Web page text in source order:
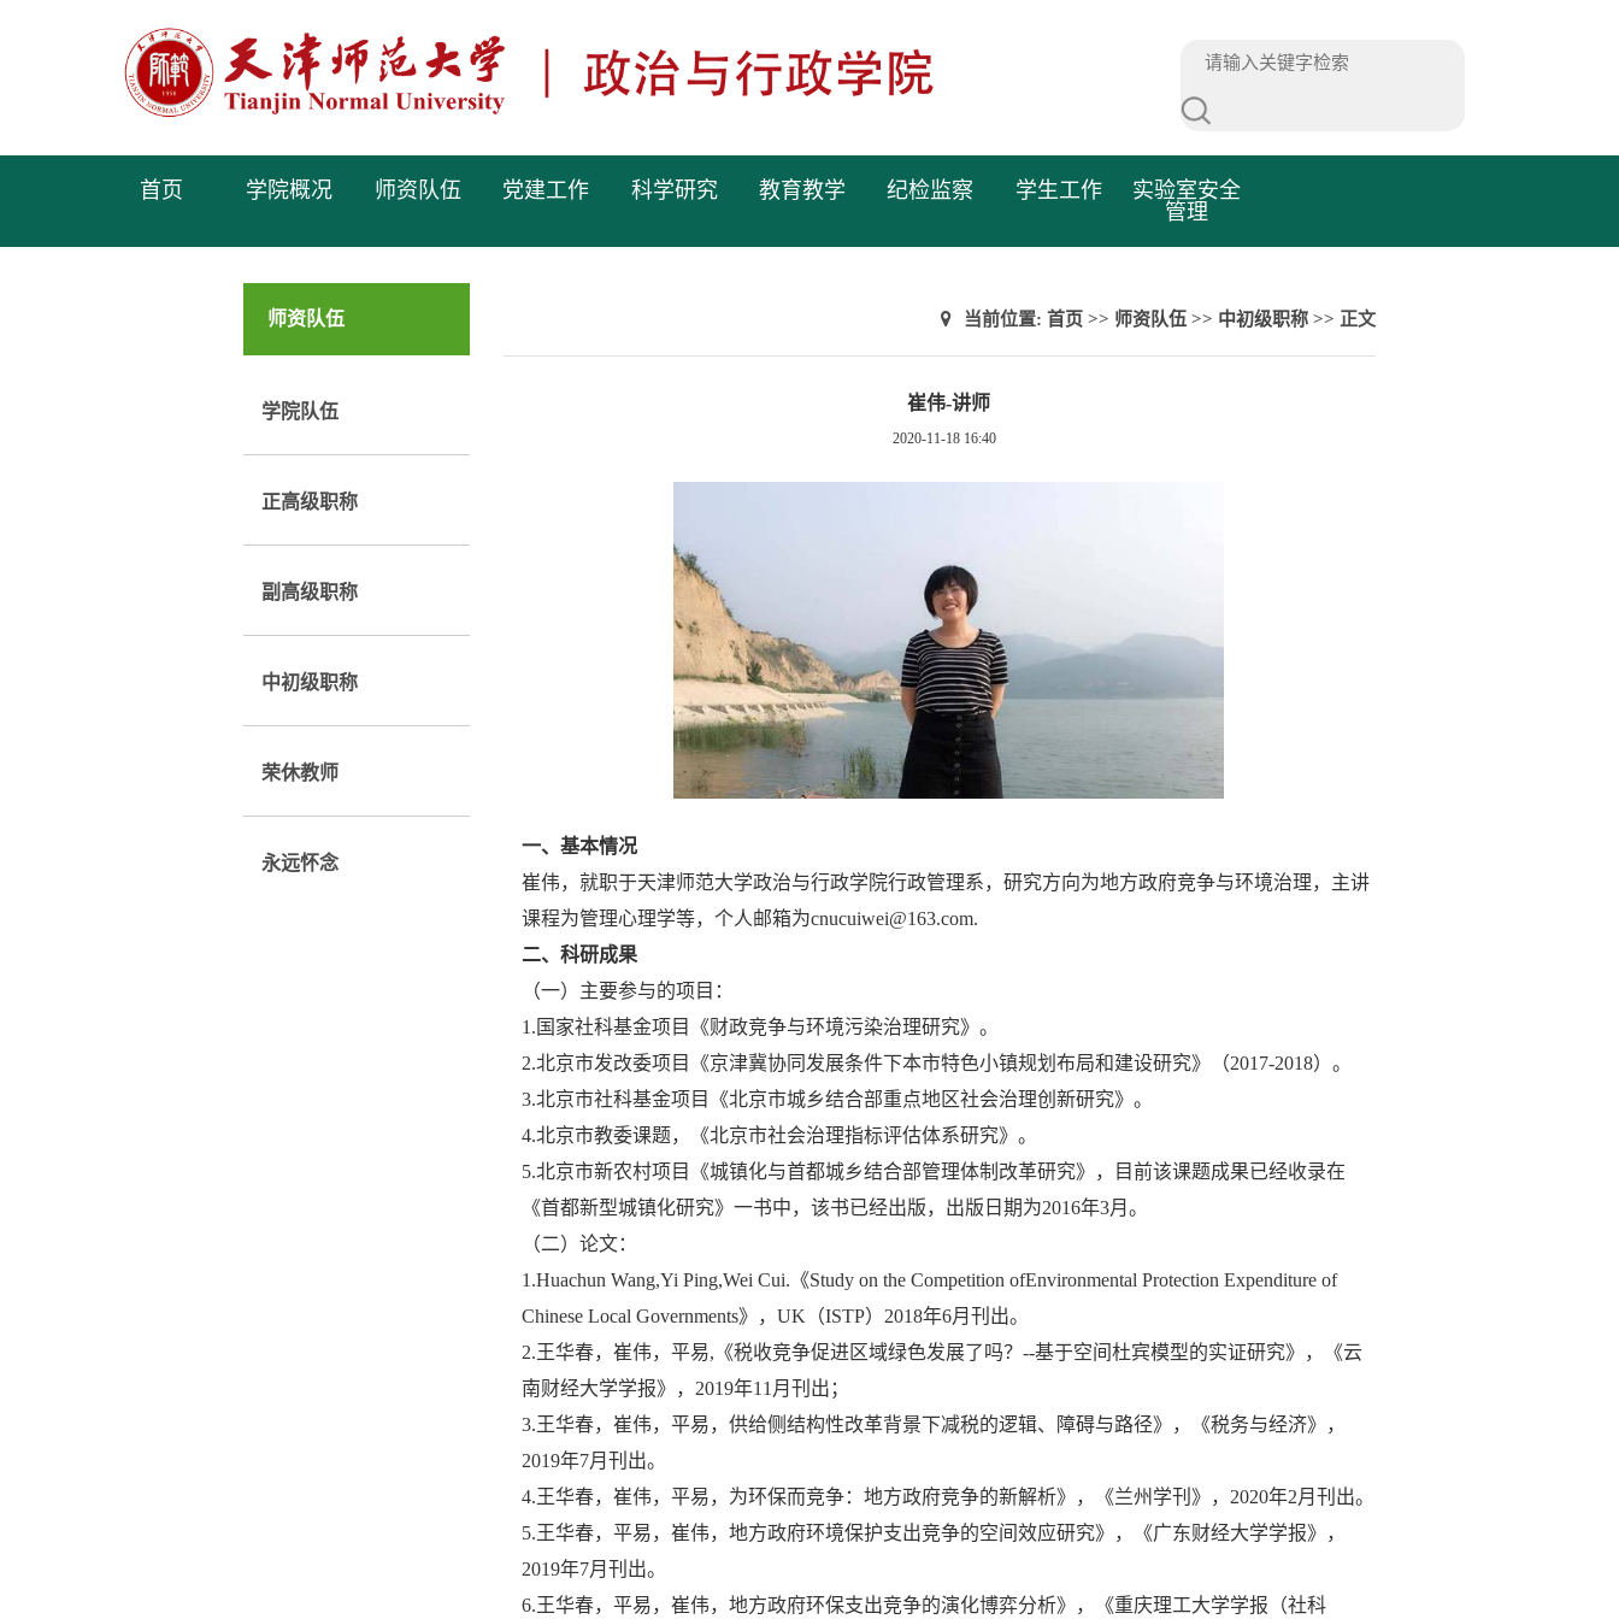
首页 学院概况 师资队伍 党建工作 科学研究 教育教学 纪检监察 学生工作
实验室安全
管理
师资队伍
学院队伍
正高级职称
副高级职称
中初级职称
荣休教师
永远怀念
当前位置:首页 >> 师资队伍 >> 中初级职称 >> 正文
崔伟-讲师
2020-11-18 16:40
一、基本情况
崔伟，就职于天津师范大学政治与行政学院行政管理系，研究方向为地方政府竞争与环境治理，主讲
课程为管理心理学等，个人邮箱为cnucuiwei@163.com.
二、科研成果
（一）主要参与的项目：
1.国家社科基金项目《财政竞争与环境污染治理研究》。
2.北京市发改委项目《京津冀协同发展条件下本市特色小镇规划布局和建设研究》（2017-2018）。
3.北京市社科基金项目《北京市城乡结合部重点地区社会治理创新研究》。
4.北京市教委课题，《北京市社会治理指标评估体系研究》。
5.北京市新农村项目《城镇化与首都城乡结合部管理体制改革研究》，目前该课题成果已经收录在
《首都新型城镇化研究》一书中，该书已经出版，出版日期为2016年3月。
（二）论文：
1.Huachun Wang,Yi Ping,Wei Cui.《Study on the Competition ofEnvironmental Protection Expenditure of
Chinese Local Governments》，UK（ISTP）2018年6月刊出。
2.王华春，崔伟，平易,《税收竞争促进区域绿色发展了吗？--基于空间杜宾模型的实证研究》，《云
南财经大学学报》，2019年11月刊出；
3.王华春，崔伟，平易，供给侧结构性改革背景下减税的逻辑、障碍与路径》，《税务与经济》，
2019年7月刊出。
4.王华春，崔伟，平易，为环保而竞争：地方政府竞争的新解析》，《兰州学刊》，2020年2月刊出。
5.王华春，平易，崔伟，地方政府环境保护支出竞争的空间效应研究》，《广东财经大学学报》，
2019年7月刊出。
6.王华春，平易，崔伟，地方政府环保支出竞争的演化博弈分析》，《重庆理工大学学报（社科